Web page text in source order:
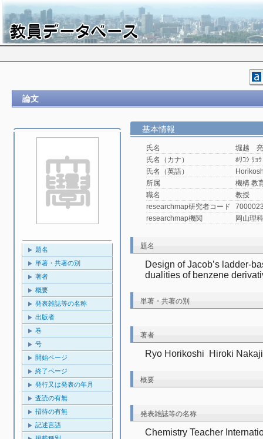
論文
題名
単著・共著の別
著者
概要
発表雑誌等の名称
出版者
巻
号
開始ページ
終了ページ
発行又は発表の年月
査読の有無
招待の有無
記述言語
基本情報
氏名
堀越 亮
氏名（カナ）
ﾎﾘｺｼ ﾘｮｳ
氏名（英語）
所属
機構 教
職名
教授
researchmap研究者コード
researchmap機関
岡山理
題名
Design of Jacob’s ladder-
dualities of benzene
単著・共著の別
著者
Ryo Horikoshi  Hiroki
概要
発表雑誌等の名称
Chemistry Teacher